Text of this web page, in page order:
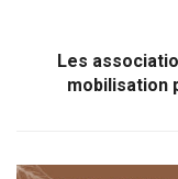
Les
mobilisation